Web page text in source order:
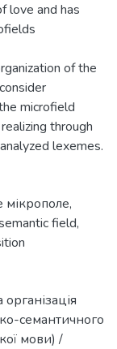
love and has
of the
microfield
through
lexemes.
мікрополе,
field,
семантичного
мови) /